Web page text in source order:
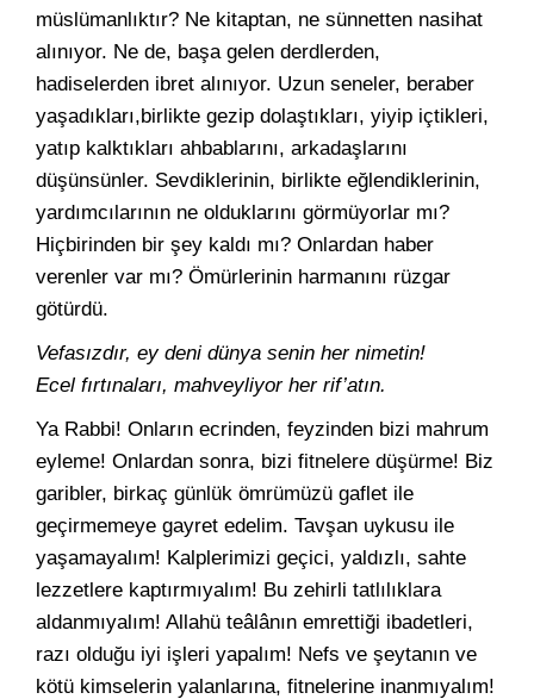
müslümanlıktır? Ne kitaptan, ne sünnetten nasihat
alınıyor. Ne de, başa gelen derdlerden,
hadiselerden ibret alınıyor. Uzun seneler, beraber
yaşadıkları,birlikte gezip dolaştıkları, yiyip içtikleri,
yatıp kalktıkları ahbablarını, arkadaşlarını
düşünsünler. Sevdiklerinin, birlikte eğlendiklerinin,
yardımcılarının ne olduklarını görmüyorlar mı?
Hiçbirinden bir şey kaldı mı? Onlardan haber
verenler var mı? Ömürlerinin harmanını rüzgar
götürdü.
Vefasızdır, ey deni dünya senin her nimetin!
Ecel fırtınaları, mahveyliyor her rif’atın.
Ya Rabbi! Onların ecrinden, feyzinden bizi mahrum
eyleme! Onlardan sonra, bizi fitnelere düşürme! Biz
garibler, birkaç günlük ömrümüzü gaflet ile
geçirmemeye gayret edelim. Tavşan uykusu ile
yaşamayalım! Kalplerimizi geçici, yaldızlı, sahte
lezzetlere kaptırmıyalım! Bu zehirli tatlılıklara
aldanmıyalım! Allahü teâlânın emrettiği ibadetleri,
razı olduğu iyi işleri yapalım! Nefs ve şeytanın ve
kötü kimselerin yalanlarına, fitnelerine inanmıyalım!